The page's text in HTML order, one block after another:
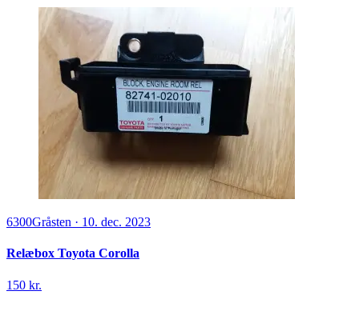
6300Gråsten · 10. dec. 2023
Relæbox Toyota Corolla
150 kr.